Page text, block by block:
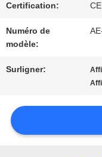
CONTRÔLE
DE
QUALITÉ
Certification:
Numéro de
modèle:
Surligner: